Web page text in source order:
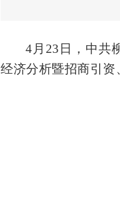
4月23日，中共
经济分析暨招商引资